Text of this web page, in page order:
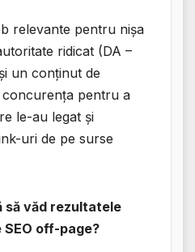
relevante pentru nișa
ridicat (DA –
un conținut de
concurența pentru a
le-au legat și
uri de pe surse
să văd rezultatele
off-page?